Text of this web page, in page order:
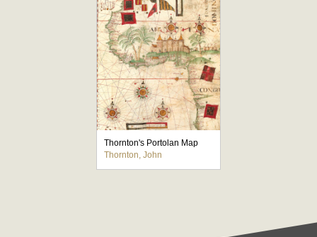
Thornton's Portolan Map
Thornton, John